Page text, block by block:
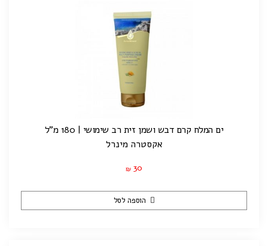
ים המלח קרם דבש ושמן זית רב שימושי | 180 מ"ל
אקסטרה מינרל
₪ 30
הוספה לסל